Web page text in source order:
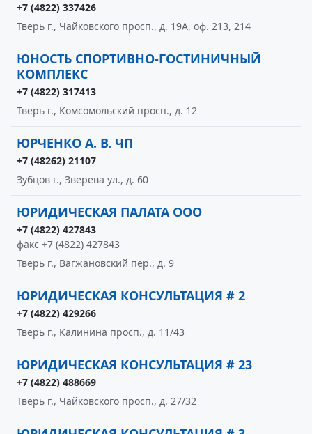
+7 (4822) 337426
Тверь г., Чайковского просп., д. 19А, оф. 213, 214
ЮНОСТЬ СПОРТИВНО-ГОСТИНИЧНЫЙ
КОМПЛЕКС
+7 (4822) 317413
Тверь г., Комсомольский просп., д. 12
ЮРЧЕНКО А. В. ЧП
+7 (48262) 21107
Зубцов г., Зверева ул., д. 60
ЮРИДИЧЕСКАЯ ПАЛАТА ООО
+7 (4822) 427843
факс +7 (4822) 427843
Тверь г., Вагжановский пер., д. 9
ЮРИДИЧЕСКАЯ КОНСУЛЬТАЦИЯ # 2
+7 (4822) 429266
Тверь г., Калинина просп., д. 11/43
ЮРИДИЧЕСКАЯ КОНСУЛЬТАЦИЯ # 23
+7 (4822) 488669
Тверь г., Чайковского просп., д. 27/32